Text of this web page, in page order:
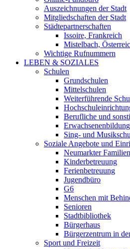
Auszeichnungen der Stadt
Mitgliedschaften der Stadt
Städtepartnerschaften
Issoire, Frankreich
Mistelbach,
Wichtige Rufnummern
LEBEN & SOZIALES
Schulen
Grundschulen
Mittelschulen
Weiterführende
Berufliche und
Erwachsenenbildung
Sing- und
Soziale Angebote und
Neumarkter
Kinderbetreuung
Ferienbetreuung
Jugendbüro
G6
Menschen mit
Senioren
Stadtbibliothek
Bürgerhaus
Bürgerzentrum in
Sport und Freizeit